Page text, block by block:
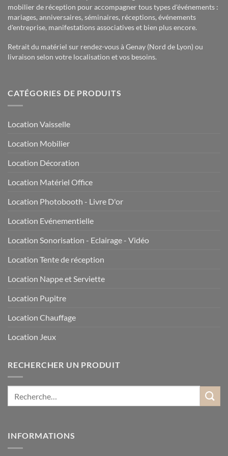
mobilier de réception pour accompagner tous types d'événements :
mariages, anniversaires, séminaires, réceptions, événements
d'entreprise, manifestations associatives et bien plus encore.
Retrait du matériel sur rendez-vous à Genay (Nord de Lyon) ou
livraison selon votre localisation et vos besoins.
CATÉGORIES DE PRODUITS
Location Vaisselle
Location Mobilier
Location Décoration
Location Matériel Office
Location Photobooth - Livre D'or
Location Evénementielle
Location Sonorisation - Eclairage - Vidéo
Location Tente de réception
Location Nappe et Serviette
Location Pupitre
Location Chauffage
Location Jeux
RECHERCHER UN PRODUIT
INFORMATIONS